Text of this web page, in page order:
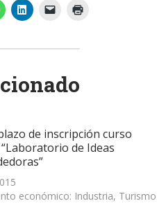
Haz
clic
WhatsApp
en
una
Haz
clic
LinkedIn
en
una
Haz
enlace
electrónico
a
en
una
ventana
de inscripción curso
de Ideas
económico: Industria,